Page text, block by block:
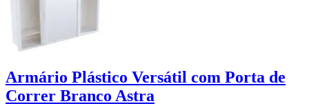
Armário Plástico Versátil com Porta de
Correr Branco Astra